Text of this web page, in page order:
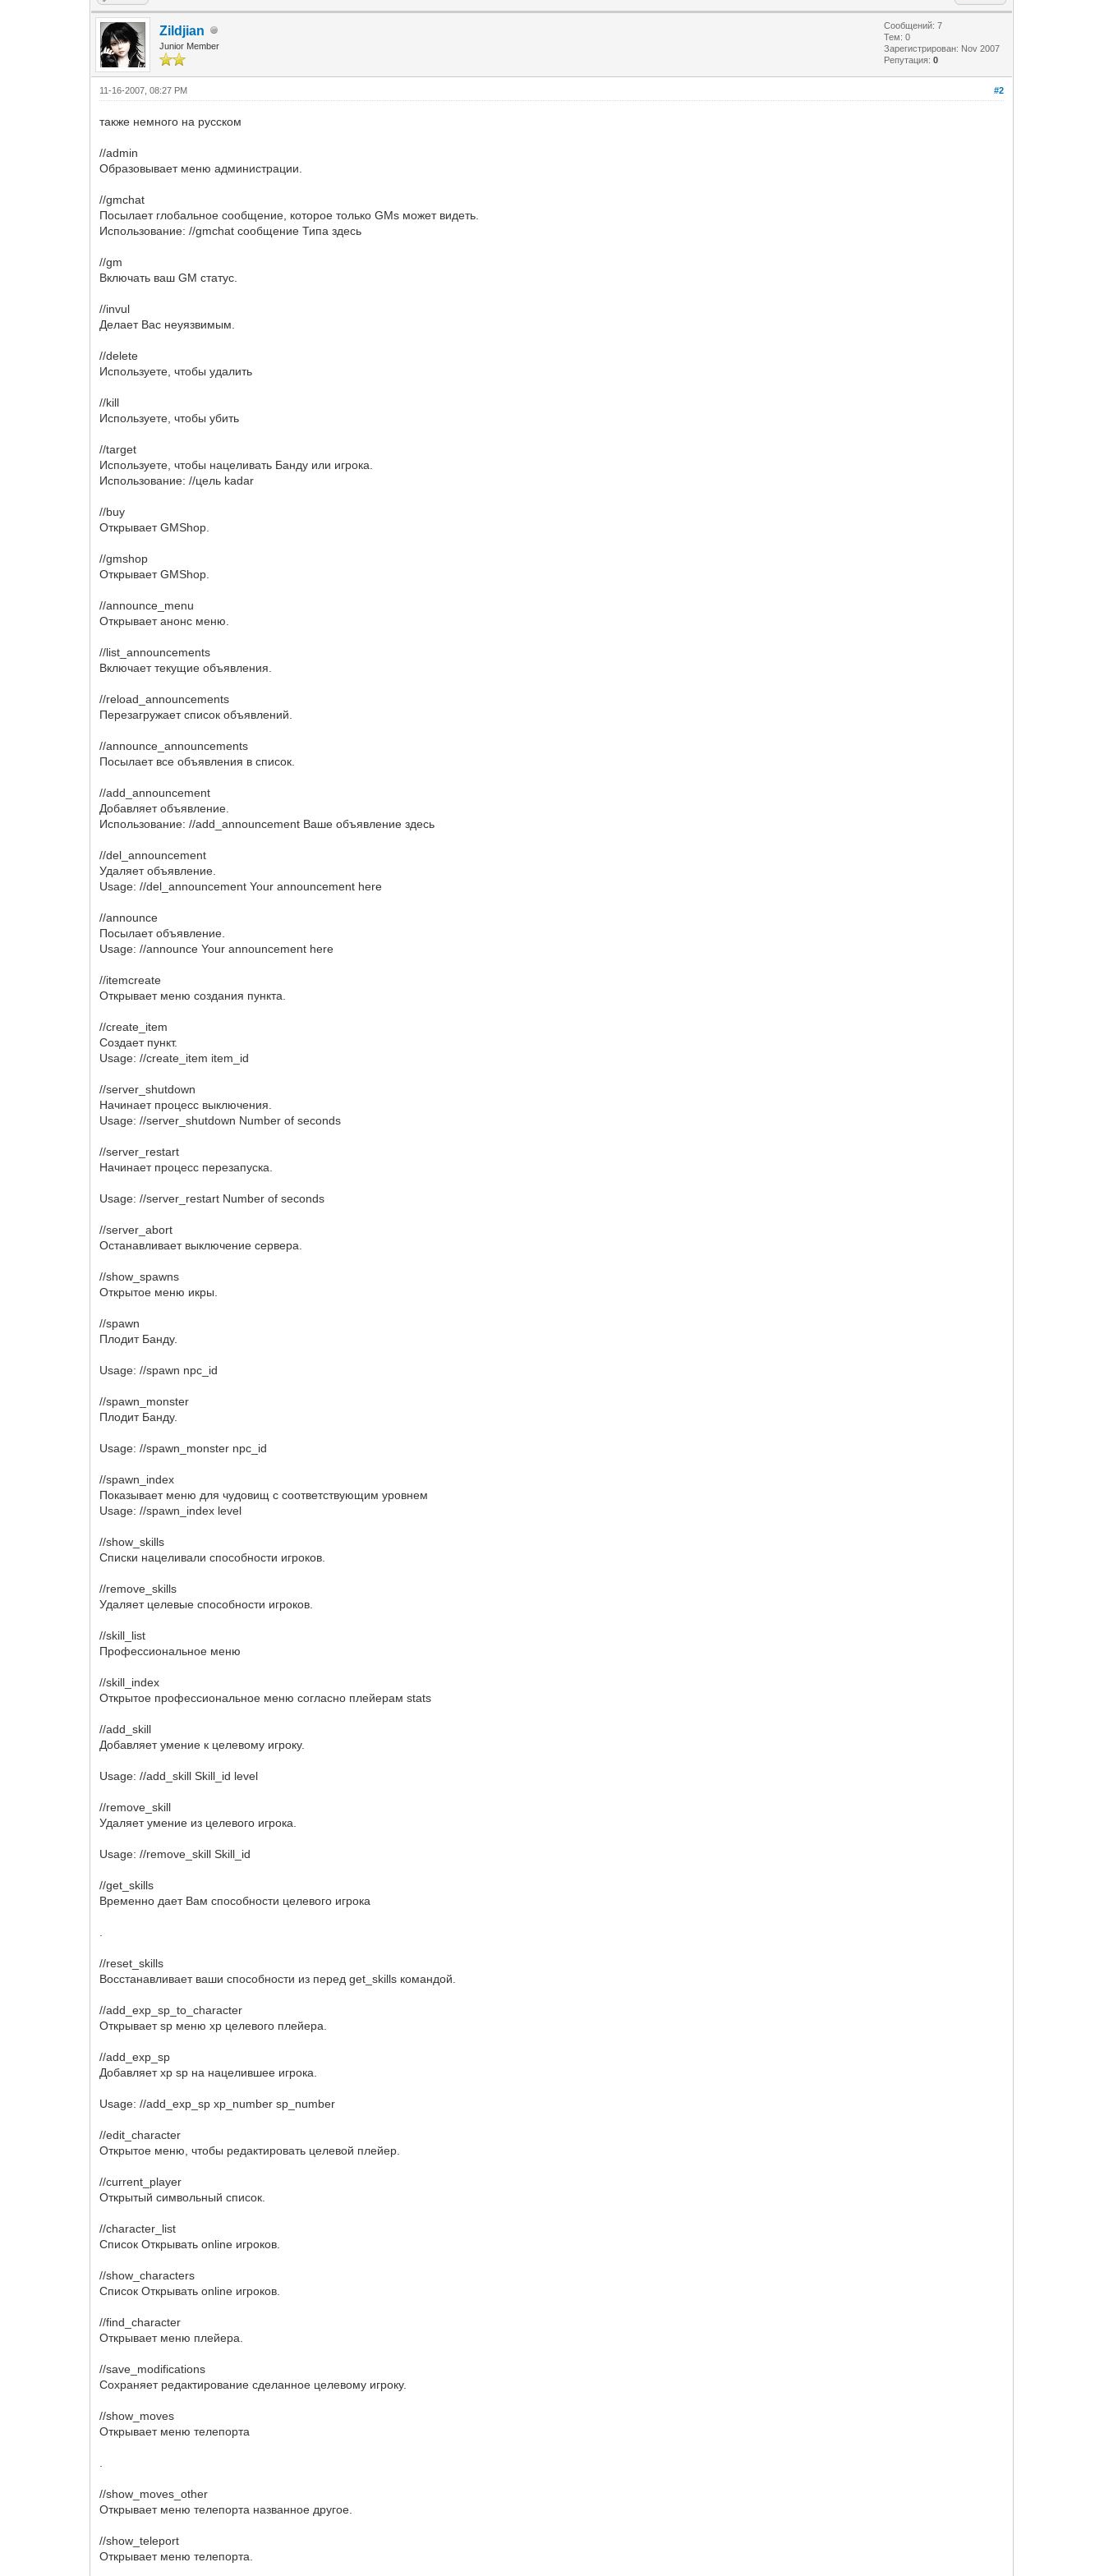
Zildjian
Junior Member
Сообщений: 7
Тем: 0
Зарегистрирован: Nov 2007
Репутация:0
#2
11-16-2007, 08:27 PM
также немного на русском
//admin
Образовывает меню администрации.
//gmchat
Посылает глобальное сообщение, которое только GMs может видеть.
Использование: //gmchat сообщение Типа здесь
//gm
Включать ваш GM статус.
//invul
Делает Вас неуязвимым.
//delete
Используете, чтобы удалить
//kill
Используете, чтобы убить
//target
Используете, чтобы нацеливать Банду или игрока.
Использование: //цель kadar
//buy
Открывает GMShop.
//gmshop
Открывает GMShop.
//announce_menu
Открывает анонс меню.
//list_announcements
Включает текущие объявления.
//reload_announcements
Перезагружает список объявлений.
//announce_announcements
Посылает все объявления в список.
//add_announcement
Добавляет объявление.
Использование: //add_announcement Ваше объявление здесь
//del_announcement
Удаляет объявление.
Usage: //del_announcement Your announcement here
//announce
Посылает объявление.
Usage: //announce Your announcement here
//itemcreate
Открывает меню создания пункта.
//create_item
Создает пункт.
Usage: //create_item item_id
//server_shutdown
Начинает процесс выключения.
Usage: //server_shutdown Number of seconds
//server_restart
Начинает процесс перезапуска.
Usage: //server_restart Number of seconds
//server_abort
Останавливает выключение сервера.
//show_spawns
Открытое меню икры.
//spawn
Плодит Банду.
Usage: //spawn npc_id
//spawn_monster
Плодит Банду.
Usage: //spawn_monster npc_id
//spawn_index
Показывает меню для чудовищ с соответствующим уровнем
Usage: //spawn_index level
//show_skills
Списки нацеливали способности игроков.
//remove_skills
Удаляет целевые способности игроков.
//skill_list
Профессиональное меню
//skill_index
Открытое профессиональное меню согласно плейерам stats
//add_skill
Добавляет умение к целевому игроку.
Usage: //add_skill Skill_id level
//remove_skill
Удаляет умение из целевого игрока.
Usage: //remove_skill Skill_id
//get_skills
Временно дает Вам способности целевого игрока
//reset_skills
Восстанавливает ваши способности из перед get_skills командой.
//add_exp_sp_to_character
Открывает sp меню xp целевого плейера.
//add_exp_sp
Добавляет xp sp на нацелившее игрока.
Usage: //add_exp_sp xp_number sp_number
//edit_character
Открытое меню, чтобы редактировать целевой плейер.
//current_player
Открытый символьный список.
//character_list
Список Открывать online игроков.
//show_characters
Список Открывать online игроков.
//find_character
Открывает меню плейера.
//save_modifications
Сохраняет редактирование сделанное целевому игроку.
//show_moves
Открывает меню телепорта
//show_moves_other
Открывает меню телепорта названное другое.
//show_teleport
Открывает меню телепорта.